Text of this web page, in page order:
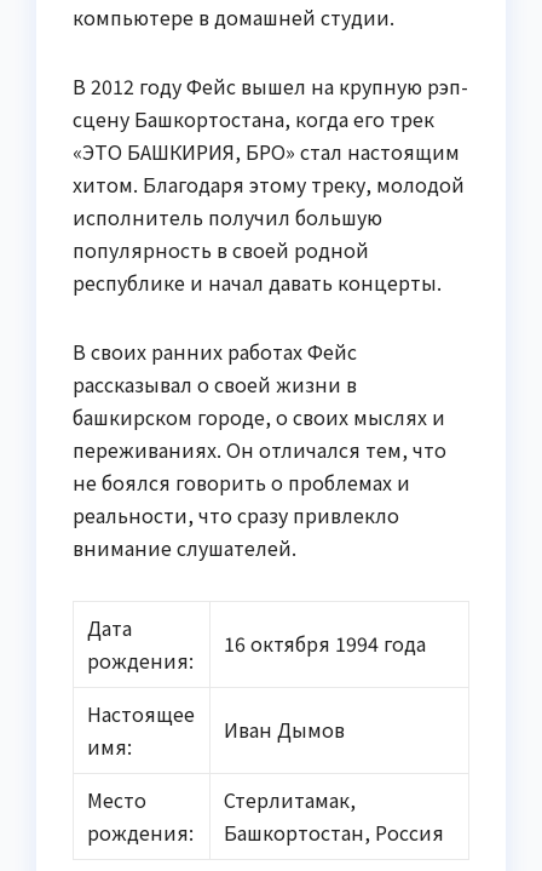
компьютере в домашней студии.
В 2012 году Фейс вышел на крупную рэп-
сцену Башкортостана, когда его трек
«ЭТО БАШКИРИЯ, БРО» стал настоящим
хитом. Благодаря этому треку, молодой
исполнитель получил большую
популярность в своей родной
республике и начал давать концерты.
В своих ранних работах Фейс
рассказывал о своей жизни в
башкирском городе, о своих мыслях и
переживаниях. Он отличался тем, что
не боялся говорить о проблемах и
реальности, что сразу привлекло
внимание слушателей.
Дата
рождения:
16 октября 1994 года
Настоящее
имя:
Иван Дымов
Место
рождения:
Стерлитамак,
Башкортостан, Россия